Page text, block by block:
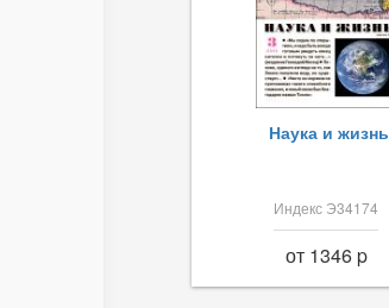
Наука и жизнь
Индекс Э34174
от 1346 p